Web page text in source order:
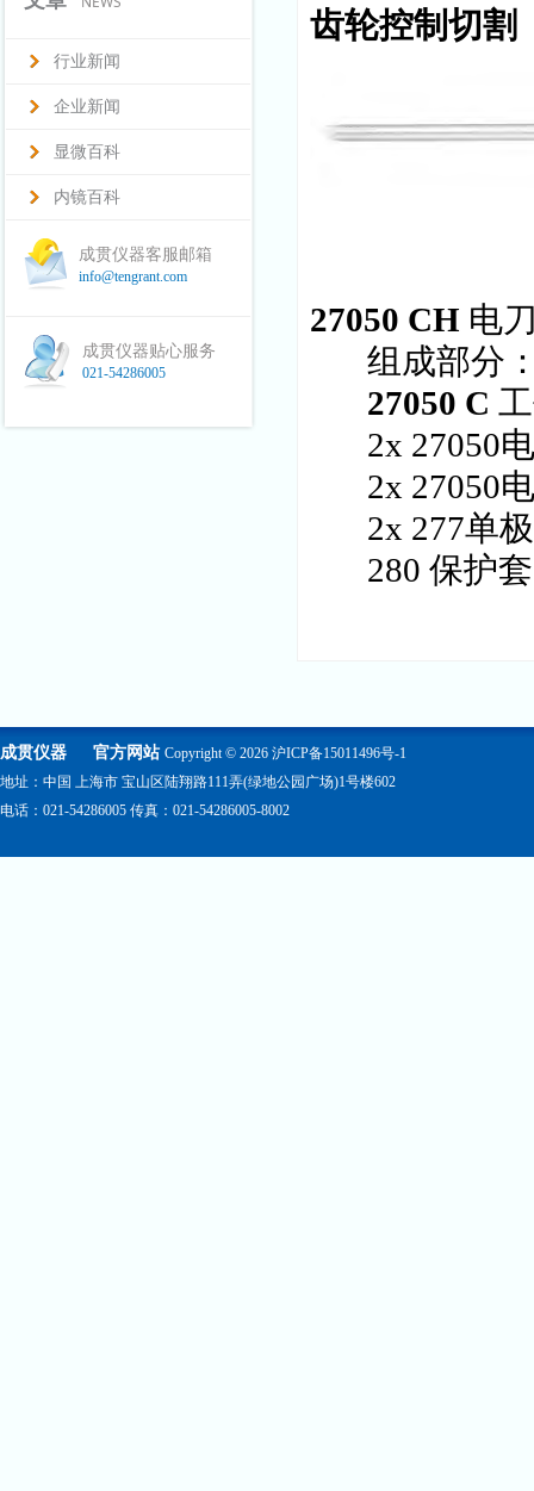
行业新闻
企业新闻
显微百科
内镜百科
成贯仪器客服邮箱
info@tengrant.com
成贯仪器贴心服务
021-54286005
齿轮控制切割
27050 CH 电
组成部分
27050 C
2x 27050
2x 27050
2x 277单
280 保护套
成贯仪器 官方网站 Copyright © 2026 沪ICP备15011496号-1
地址：中国 上海市 宝山区陆翔路111弄(绿地公园广场)1号楼602
电话：021-54286005 传真：021-54286005-8002